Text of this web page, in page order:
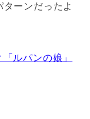
ーンだったよ
ルパンの娘」